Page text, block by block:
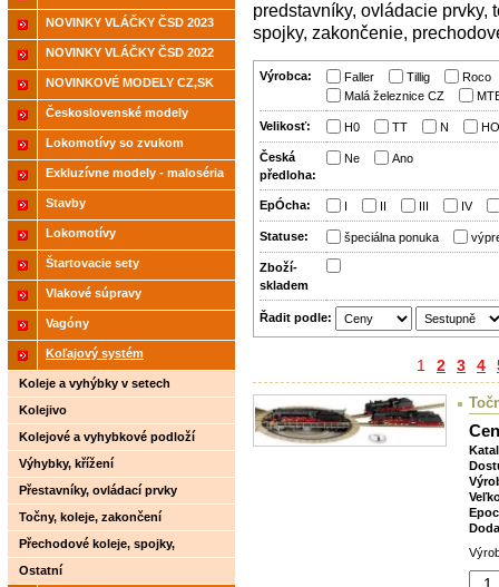
predstavníky, ovládacie prvky,
spojky, zakončenie,
Výrobca: Faller Tillig
Roco
Malá železnice CZ
Velikosť: H0 TT N
Česká
předloha:
Ne Ano
EpÓcha: I II III IV
Statuse: špeciálna ponuka
Zboží­
skladem
Řadit podle:
1 2 3 4
NOVINKY VLÁČKY ČSD 2023
NOVINKY VLÁČKY ČSD 2022
NOVINKOVÉ MODELY CZ,SK
2021
Československé modely
ČSD,ČD
Lokomotívy so zvukom
Exkluzívne modely - maloséria
Stavby
Lokomotívy
Štartovacie sety
Vlakové súpravy
Vagóny
Koľajový systém
Koleje a vyhýbky v setech
Kolejivo
Kolejové a vyhybkové podloží
Výhybky, křížení
Přestavníky, ovládací prvky
Točny, koleje, zakončení
Přechodové koleje, spojky,
rozpojovače
Ostatní